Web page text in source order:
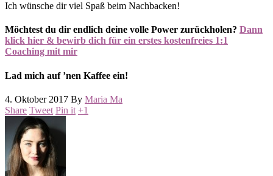
Ich wünsche dir viel Spaß beim Nachbacken!
Möchtest du dir endlich deine volle Power zurückholen? Dann
klick hier & bewirb dich für ein erstes kostenfreies 1:1
Coaching mit mir
Lad mich auf ’nen Kaffee ein!
4. Oktober 2017 By Maria Ma
Share Tweet Pin it +1